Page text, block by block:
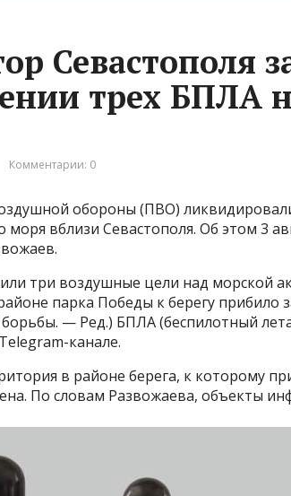
Севастополя
трех БПЛА
Комментарии: 0
обороны (ПВО)
вблизи Севастополя. Об этом 3
три воздушные цели над морской
парка Победы к берегу прибило
— Ред.) БПЛА (беспилотный
канале.
в районе берега, к которому
По словам Развожаева, объекты